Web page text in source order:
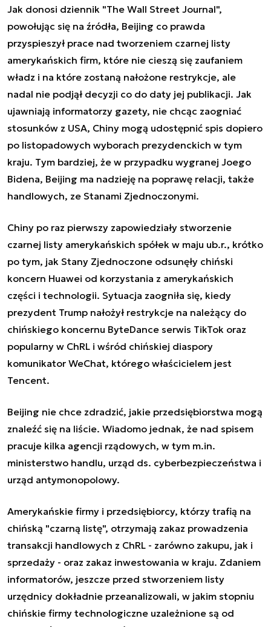
Jak donosi dziennik "The Wall Street Journal",
powołując się na źródła, Beijing co prawda
przyspieszył prace nad tworzeniem czarnej listy
amerykańskich firm, które nie cieszą się zaufaniem
władz i na które zostaną nałożone restrykcje, ale
nadal nie podjął decyzji co do daty jej publikacji. Jak
ujawniają informatorzy gazety, nie chcąc zaogniać
stosunków z USA, Chiny mogą udostępnić spis dopiero
po listopadowych wyborach prezydenckich w tym
kraju. Tym bardziej, że w przypadku wygranej Joego
Bidena, Beijing ma nadzieję na poprawę relacji, także
handlowych, ze Stanami Zjednoczonymi.
Chiny po raz pierwszy zapowiedziały stworzenie
czarnej listy amerykańskich spółek w maju ub.r., krótko
po tym, jak Stany Zjednoczone odsunęły chiński
koncern Huawei od korzystania z amerykańskich
części i technologii. Sytuacja zaogniła się, kiedy
prezydent Trump nałożył restrykcje na należący do
chińskiego koncernu ByteDance serwis TikTok oraz
popularny w ChRL i wśród chińskiej diaspory
komunikator WeChat, którego właścicielem jest
Tencent.
Beijing nie chce zdradzić, jakie przedsiębiorstwa mogą
znaleźć się na liście. Wiadomo jednak, że nad spisem
pracuje kilka agencji rządowych, w tym m.in.
ministerstwo handlu, urząd ds. cyberbezpieczeństwa i
urząd antymonopolowy.
Amerykańskie firmy i przedsiębiorcy, którzy trafią na
chińską "czarną listę", otrzymają zakaz prowadzenia
transakcji handlowych z ChRL - zarówno zakupu, jak i
sprzedaży - oraz zakaz inwestowania w kraju. Zdaniem
informatorów, jeszcze przed stworzeniem listy
urzędnicy dokładnie przeanalizowali, w jakim stopniu
chińskie firmy technologiczne uzależnione są od